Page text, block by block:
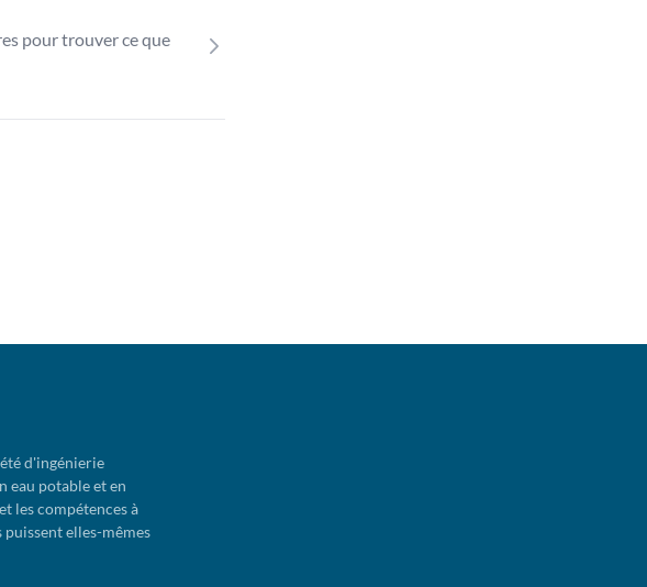
pour trouver ce que
d'ingénierie
eau potable et en
les compétences à
elles-mêmes